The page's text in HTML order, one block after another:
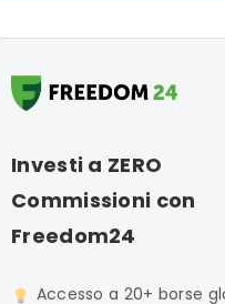
Investi a ZERO
Commissioni con
Freedom24
Accesso a 20+ borse